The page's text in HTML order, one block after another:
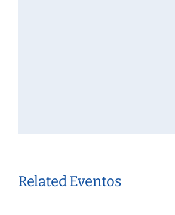
Related Eventos